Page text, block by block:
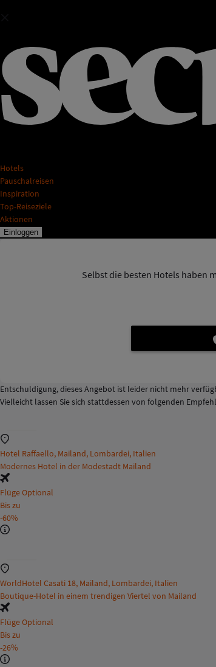
Hotels
Pauschalreisen
Inspiration
Top-Reiseziele
Aktionen
Einloggen
Selbst die besten Hotels haben
Entschuldigung, dieses Angebot ist leider nicht mehr
Vielleicht lassen Sie sich stattdessen von folgenden
Hotel Raffaello, Mailand, Lombardei, Italien
Modernes Hotel in der Modestadt Mailand
Flüge Optional
Bis zu
-60%
WorldHotel Casati 18, Mailand, Lombardei, Italien
Boutique-Hotel in einem trendigen Viertel von Mailand
Flüge Optional
Bis zu
-26%